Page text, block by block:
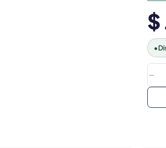
$
•